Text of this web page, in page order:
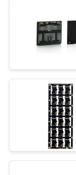
SOBRE
EXCURSÃO
FÁBRICA
CONTROLE
DA